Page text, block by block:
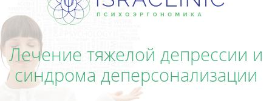
Лечение тяжелой депрессии и
синдрома деперсонализации